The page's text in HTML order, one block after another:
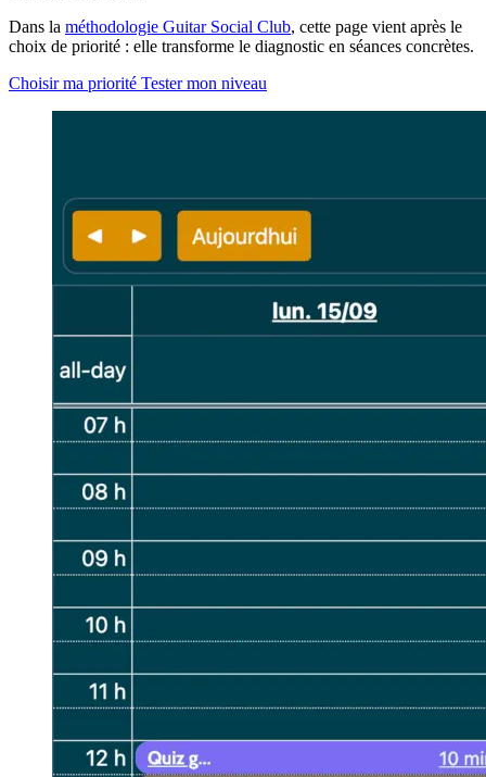
Dans la méthodologie Guitar Social Club, cette page vient après le
choix de priorité : elle transforme le diagnostic en séances concrètes.
Choisir ma priorité Tester mon niveau